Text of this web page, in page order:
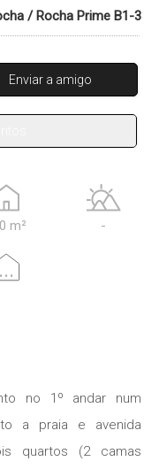
/ Rocha Prime B1-3
Enviar a amigo
m² -
...
no 1º andar num
a praia e avenida
quartos (2 camas